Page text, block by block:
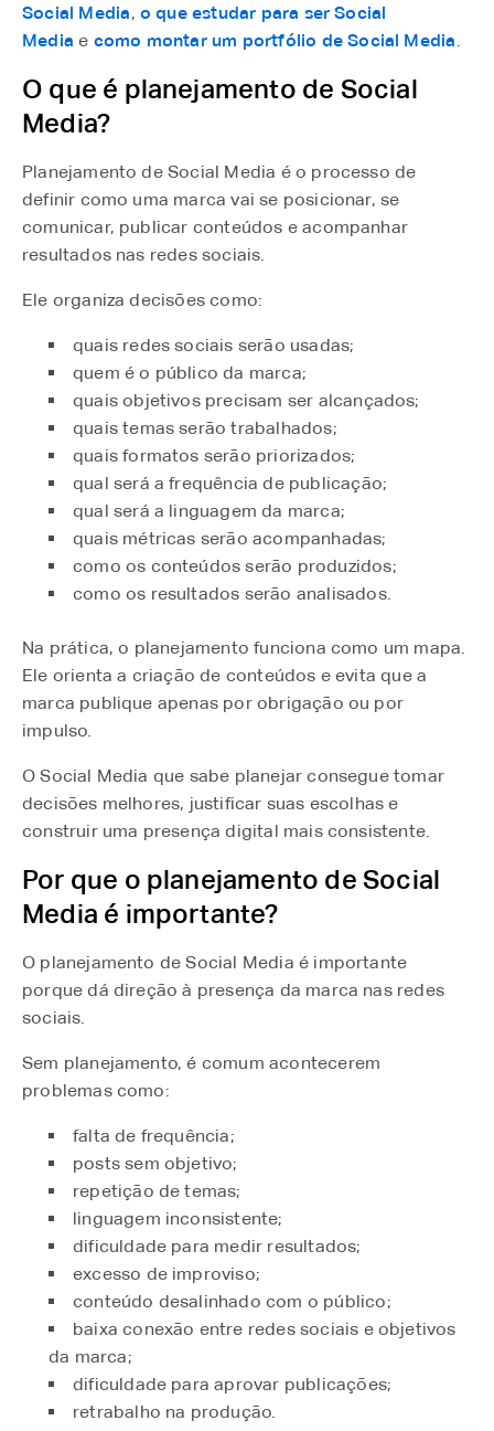
Social Media⁠, o que estudar para ser Social
Media ⁠ e como montar um portfólio de Social Media⁠.
O que é planejamento de Social
Media?
Planejamento de Social Media é o processo de
definir como uma marca vai se posicionar, se
comunicar, publicar conteúdos e acompanhar
resultados nas redes sociais.
Ele organiza decisões como:
quais redes sociais serão usadas;
quem é o público da marca;
quais objetivos precisam ser alcançados;
quais temas serão trabalhados;
quais formatos serão priorizados;
qual será a frequência de publicação;
qual será a linguagem da marca;
quais métricas serão acompanhadas;
como os conteúdos serão produzidos;
como os resultados serão analisados.
Na prática, o planejamento funciona como um mapa.
Ele orienta a criação de conteúdos e evita que a
marca publique apenas por obrigação ou por
impulso.
O Social Media que sabe planejar consegue tomar
decisões melhores, justificar suas escolhas e
construir uma presença digital mais consistente.
Por que o planejamento de Social
Media é importante?
O planejamento de Social Media é importante
porque dá direção à presença da marca nas redes
sociais.
Sem planejamento, é comum acontecerem
problemas como:
falta de frequência;
posts sem objetivo;
repetição de temas;
linguagem inconsistente;
dificuldade para medir resultados;
excesso de improviso;
conteúdo desalinhado com o público;
baixa conexão entre redes sociais e objetivos
da marca;
dificuldade para aprovar publicações;
retrabalho na produção.